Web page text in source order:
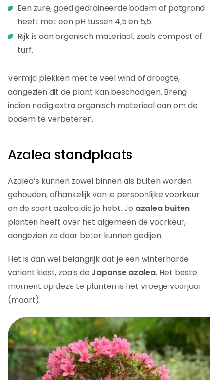
Een zure, goed gedraineerde bodem of potgrond
heeft met een pH tussen 4,5 en 5,5.
Rijk is aan organisch materiaal, zoals compost of
turf.
Vermijd plekken met te veel wind of droogte,
aangezien dit de plant kan beschadigen. Breng
indien nodig extra organisch materiaal aan om de
bodem te verbeteren.
Azalea standplaats
Azalea’s kunnen zowel binnen als buiten worden
gehouden, afhankelijk van je persoonlijke voorkeur
en de soort azalea die je hebt. Je azalea buiten
planten heeft over het algemeen de voorkeur,
aangezien ze daar beter kunnen gedijen.
Het is dan wel belangrijk dat je een winterharde
variant kiest, zoals de Japanse azalea. Het beste
moment op deze te planten is het vroege voorjaar
(maart).